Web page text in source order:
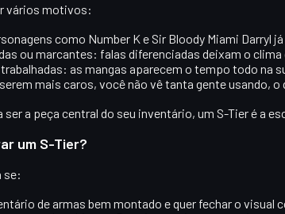
vários motivos:
como Number Ke Sir Bloody Miami Darryl
ou marcantes: falas diferenciadas deixam o
: as mangas aparecem o tempo todo na
mais caros, você não vê tanta gente usando, o
ser a peça central do seu inventário, um S-Tier é a
um S-Tier?
se:
de armas bem montado e quer fechar o visual